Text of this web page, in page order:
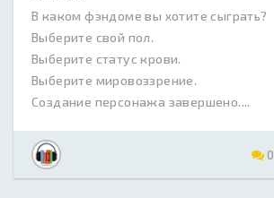
В каком фэндоме вы хотите сыграть?
Выберите свой пол.
Выберите статус крови.
Выберите мировоззрение.
Создание персонажа завершено....
0